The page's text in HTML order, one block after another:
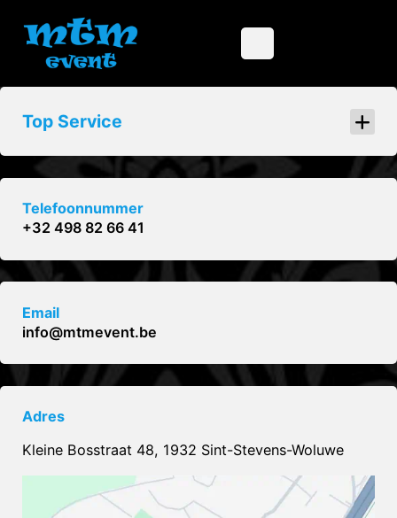
Top Service
Telefoonnummer
+32 498 82 66 41
Email
info@mtmevent.be
Adres
Kleine Bosstraat 48, 1932 Sint-Stevens-Woluwe